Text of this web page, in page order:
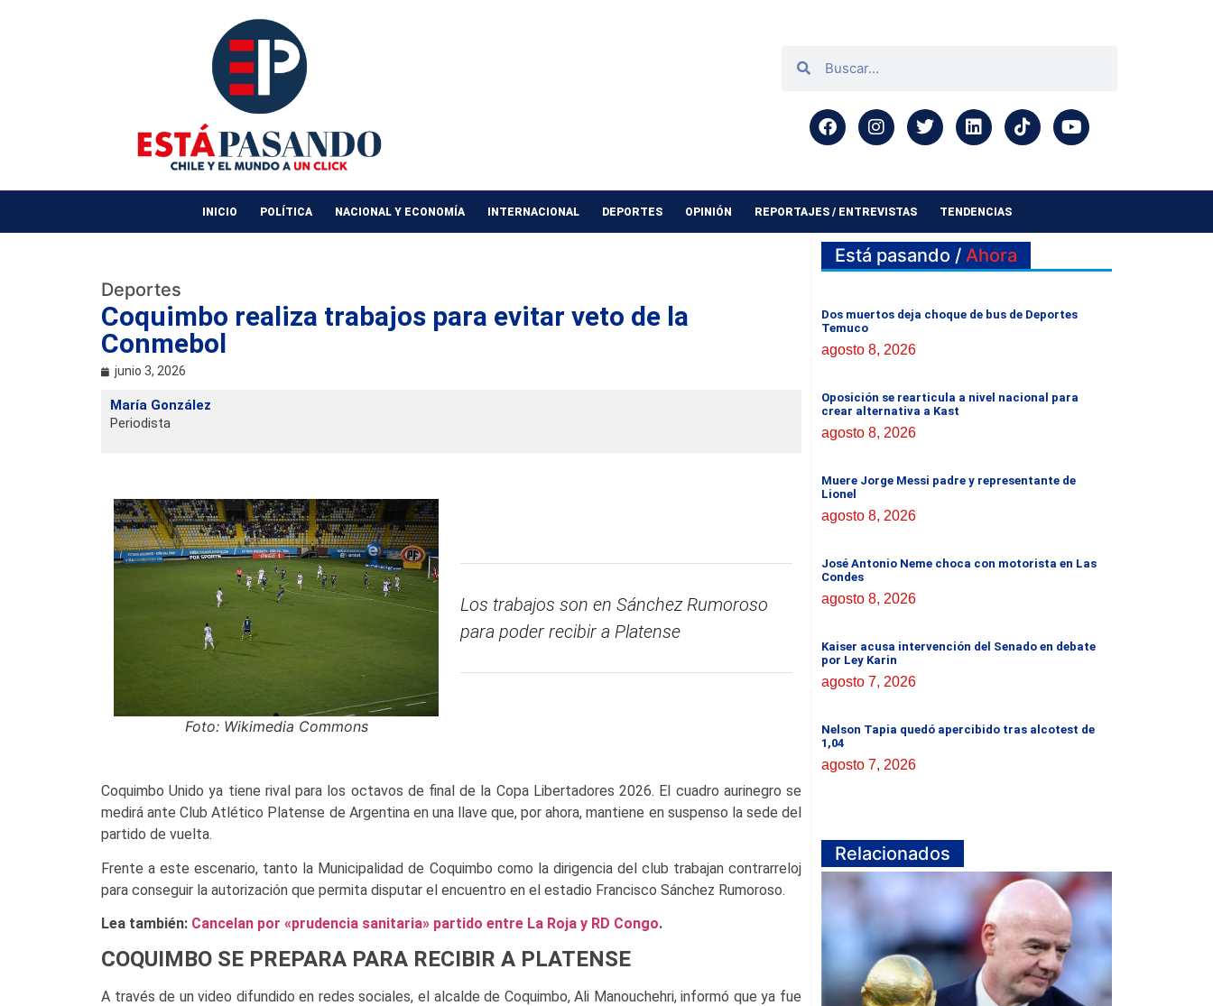
INICIO POLÍTICA NACIONAL Y ECONOMÍA INTERNACIONAL DEPORTES OPINIÓN REPORTAJES / ENTREVISTAS TENDENCIAS
Deportes
Coquimbo realiza trabajos para evitar veto de la
Conmebol
junio 3, 2026
María González
Periodista
Foto: Wikimedia Commons
Los trabajos son en Sánchez Rumoroso
para poder recibir a Platense
Coquimbo Unido ya tiene rival para los octavos de final de la Copa Libertadores 2026. El cuadro aurinegro se
medirá ante Club Atlético Platense de Argentina en una llave que, por ahora, mantiene en suspenso la sede del
partido de vuelta.
Frente a este escenario, tanto la Municipalidad de Coquimbo como la dirigencia del club trabajan contrarreloj
para conseguir la autorización que permita disputar el encuentro en el estadio Francisco Sánchez Rumoroso.
Lea también: Cancelan por «prudencia sanitaria» partido entre La Roja y RD Congo.
COQUIMBO SE PREPARA PARA RECIBIR A PLATENSE
A través de un video difundido en redes sociales, el alcalde de Coquimbo, Ali Manouchehri, informó que ya fue
Está pasando / Ahora
Dos muertos deja choque de bus de Deportes
Temuco
agosto 8, 2026
Oposición se rearticula a nivel nacional para
crear alternativa a Kast
agosto 8, 2026
Muere Jorge Messi padre y representante de
Lionel
agosto 8, 2026
José Antonio Neme choca con motorista en Las
Condes
agosto 8, 2026
Kaiser acusa intervención del Senado en debate
por Ley Karin
agosto 7, 2026
Nelson Tapia quedó apercibido tras alcotest de
1,04
agosto 7, 2026
Relacionados